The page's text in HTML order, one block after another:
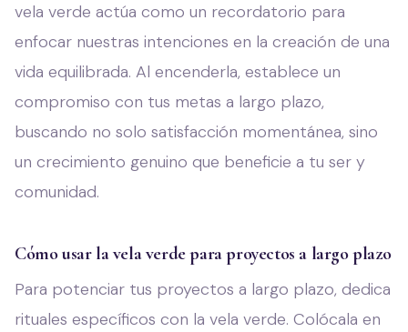
vela verde actúa como un recordatorio para
enfocar nuestras intenciones en la creación de una
vida equilibrada. Al encenderla, establece un
compromiso con tus metas a largo plazo,
buscando no solo satisfacción momentánea, sino
un crecimiento genuino que beneficie a tu ser y
comunidad.
Cómo usar la vela verde para proyectos a largo plazo
Para potenciar tus proyectos a largo plazo, dedica
rituales específicos con la vela verde. Colócala en